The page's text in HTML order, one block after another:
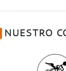
NUESTRO